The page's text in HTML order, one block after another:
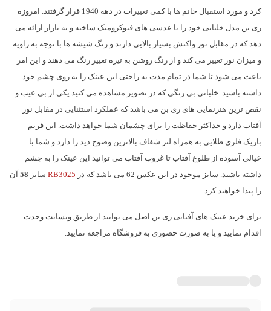
کرد و مورد استقبال خانم ها با کمی تغییرات در دهه 1940 قرار گرفتند. امروزه
ری بن مدل خلبانی خود را با عدسی های فتوکرومیک ساخته و به بازار ارائه می
دهد که در مقابل نور واکنش بسیار بالایی دارند و رنگ شیشه ها با توجه به زاویه
و میزان نور تغییر می کند و از رنگ روشن به تیره تغییر رنگ می دهند و این امر
باعث می شود تا شما در تمام مدت به راحتی این عینک را به روی چشم خود
داشته باشید. خلبانی بی رنگی که در تصویر مشاهده می کنید یکی از بی عیب و
نقص ترین هنرنمایی های ری بن می باشد که عملکرد استثنایی در مقابل نور
آفتاب دارد و حداکثر حفاظت را برای چشمان شما خواهد داشت. این فریم
باریک فلزی طلایی به همراه لنز شفاف بالاترین وضوح دید را دارد و شما با
خیالی آسوده از طلوع آفتاب تا غروب آفتاب می توانید این عینک را به چشم
داشته باشید. سایز موجود در این عکس 62
می باشد که در RB3025 سایز 58 آن
را پیدا خواهید کرد.
برای خرید عینک های آفتابی ری بن اصل می توانید از طریق وبسایت وحدت
اقدام نمایید و یا به صورت حضوری به فروشگاه مراجعه نمایید.